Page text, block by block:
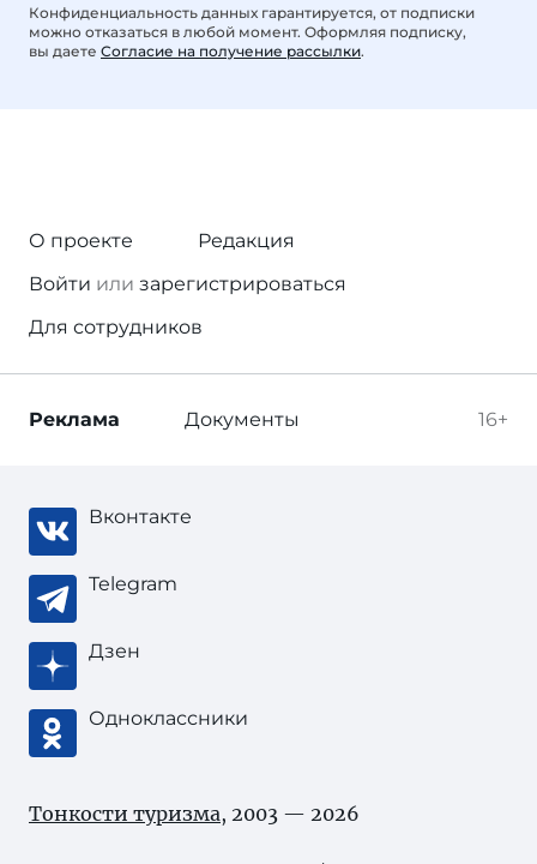
Конфиденциальность данных гарантируется, от подписки
можно отказаться в любой момент. Оформляя подписку,
вы даете Согласие на получение рассылки.
О проекте
Редакция
Войти или зарегистрироваться
Для сотрудников
16+
Реклама Документы
Вконтакте
Telegram
Дзен
Одноклассники
Тонкости туризма, 2003 — 2026